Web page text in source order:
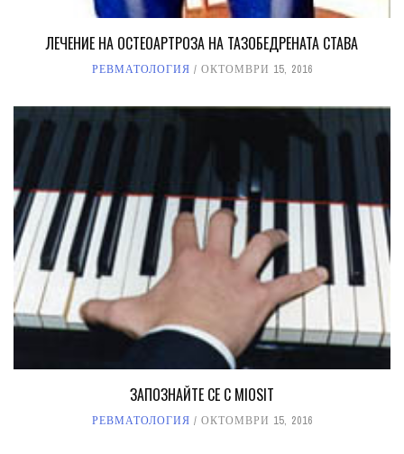
ЛЕЧЕНИЕ НА ОСТЕОАРТРОЗА НА ТАЗОБЕДРЕНАТА СТАВА
РЕВМАТОЛОГИЯ ОКТОМВРИ 15, 2016
ЗАПОЗНАЙТЕ СЕ С MIOSIT
РЕВМАТОЛОГИЯ ОКТОМВРИ 15, 2016